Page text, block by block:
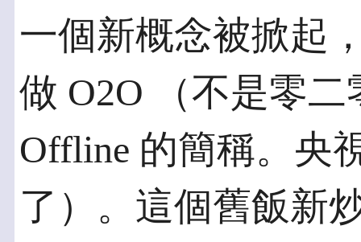
一個新概念被掀起
做 O2O （不是零
Offline 的簡稱。央
了）。這個舊飯新